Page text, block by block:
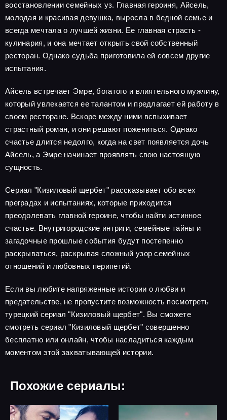
восстановлении семейных уз. Главная героиня, Айсель,
молодая и красивая девушка, выросла в бедной семье и
всегда мечтала о лучшей жизни. Ее главная страсть -
кулинария, и она мечтает открыть свой собственный
ресторан. Однако судьба приготовила ей совсем другие
испытания.
Айсель встречает Эмре, богатого и влиятельного мужчину,
который увлекается ее талантом и предлагает ей работу в
своем ресторане. Вскоре между ними вспыхивает
страстный роман, и они решают пожениться. Однако
счастье длится недолго, когда на свет появляется дочь
Айсель, а Эмре начинает проявлять свою настоящую
сущность.
Сериал "Кизиловый щербет" рассказывает обо всех
преградах и испытаниях, которые приходится
преодолевать главной героине, чтобы найти истинное
счастье. Внутригородские интриги, семейные тайны и
загадочные прошлые события будут постепенно
раскрываться, раскрывая сложный узор семейных
отношений и любовных перипетий.
Если вы любите напряженные истории о любви и
предательстве, не пропустите возможность посмотреть
турецкий сериал "Кизиловый щербет". Вы сможете
смотреть сериал "Кизиловый щербет" совершенно
бесплатно или онлайн, чтобы насладиться каждым
моментом этой захватывающей истории.
Похожие сериалы: